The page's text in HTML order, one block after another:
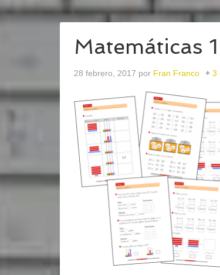
Matemáticas
28 febrero, 2017 por Fran Franco 3